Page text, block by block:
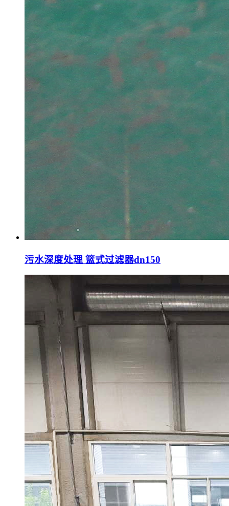
污水深度处理 篮式过滤器dn150